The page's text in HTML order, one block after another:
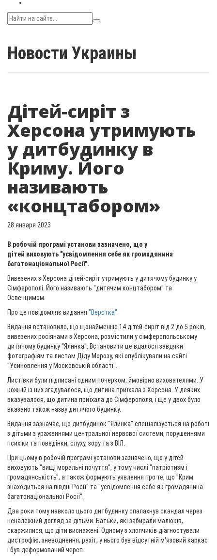
Новости Украины
Дітей-сиріт з
Херсона утримують
у дитбудинку в
Криму. Його
називають
«концтабором»
28 января 2023
В робочій програмі установи зазначено, що у
дітей виховують "усвідомлення себе як громадянина
багатонаціональної Росії".
Вивезених з Херсона дітей-сиріт утримують у дитячому будинку у
Сімферополі. Його називають "дитячим концтабором" та
Освенцимом.
Про це повідомляє видання "Верстка".
Видання встановило, що щонайменше 14 дітей-сиріт від 2 до 5 років,
вивезених росіянами з Херсона, розмістили у сімферопольському
дитячому будинку "Ялинка". Встановити це вдалося завдяки
фотографіям та листам Діду Морозу, які опублікували на сайті
"Усиновлення у Московській області".
Листівки були підписані одним почерком, ймовірно вихователями. У
кожній із них згадувалося, що дитина приїхала з Херсона. У деяких
вказувалося, що дитина приїхала до Сімферополя, і ще у двох було
вказано також назву дитячого будинку.
Видання зазначає, що дитбудинок "Ялинка" спеціалізується на роботі
з дітьми з ураженнями центральної нервової системи, порушеннями
психіки та поведінки, слуху, зору та з ВІЛ.
При цьому в робочій програмі установи зазначено, що у дітей
виховують "вищі моральні почуття", у тому числі "патріотизм і
громадянськість", а також формують уявлення про те, що "Крим
знаходиться на півдні Росії" та "усвідомлення себе як громадянина
багатонаціональної Росії".
Два роки тому навколо цього дитбудинку спалахнув скандал через
неналежний догляд за дітьми. Батьки, які забирали малюків,
скаржилися, що діти виснажені. Одному з хлопчиків діагностували
дистрофію, зневоднення, рахіт, у нього був відсутній м'язовий каркас
і був деформований череп.